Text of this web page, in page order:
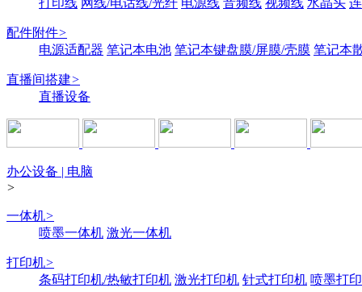
打印线 网线/电话线/光纤 电源线 音频线 视频线 水晶头
配件附件>
电源适配器 笔记本电池 笔记本键盘膜/屏膜/壳膜 笔记本
直播间搭建>
直播设备
办公设备 | 电脑
>
一体机>
喷墨一体机 激光一体机
打印机>
条码打印机/热敏打印机 激光打印机 针式打印机 喷墨打